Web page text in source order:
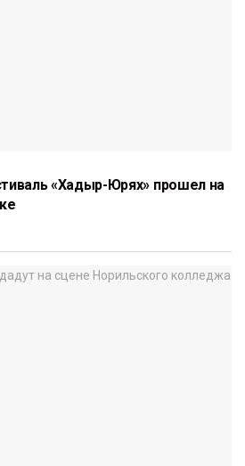
«Хадыр-Юрях» прошел на